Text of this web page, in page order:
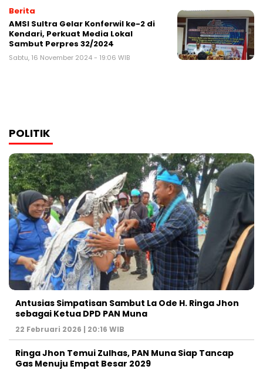
Berita
AMSI Sultra Gelar Konferwil ke-2 di
Kendari, Perkuat Media Lokal
Sambut Perpres 32/2024
Sabtu, 16 November 2024 - 19:06 WIB
POLITIK
Antusias Simpatisan Sambut La Ode H. Ringa Jhon
sebagai Ketua DPD PAN Muna
22 Februari 2026 | 20:16 WIB
Ringa Jhon Temui Zulhas, PAN Muna Siap Tancap
Gas Menuju Empat Besar 2029